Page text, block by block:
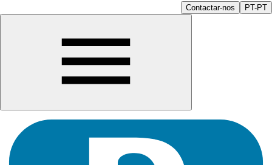
Contactar-nos PT-PT